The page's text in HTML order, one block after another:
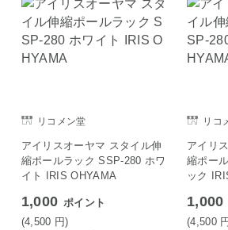
リコメン堂
アイリスオーヤマ スタイル伸
縮ポールラック SSP-280 ホワ
イト IRIS OHYAMA
1,000 ポイント
(4,500 円)
リコ
アイリ
縮ポー
ック
1,000
(4,500